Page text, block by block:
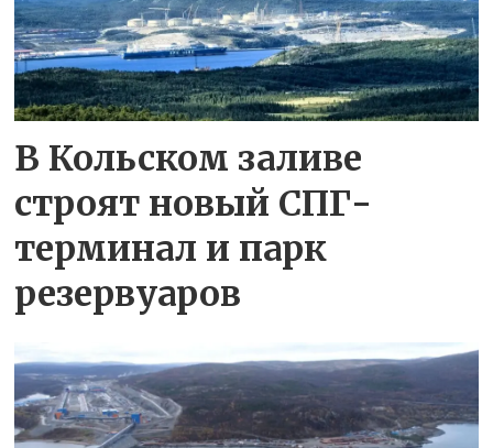
В Кольском заливе
строят новый СПГ-
терминал и парк
резервуаров